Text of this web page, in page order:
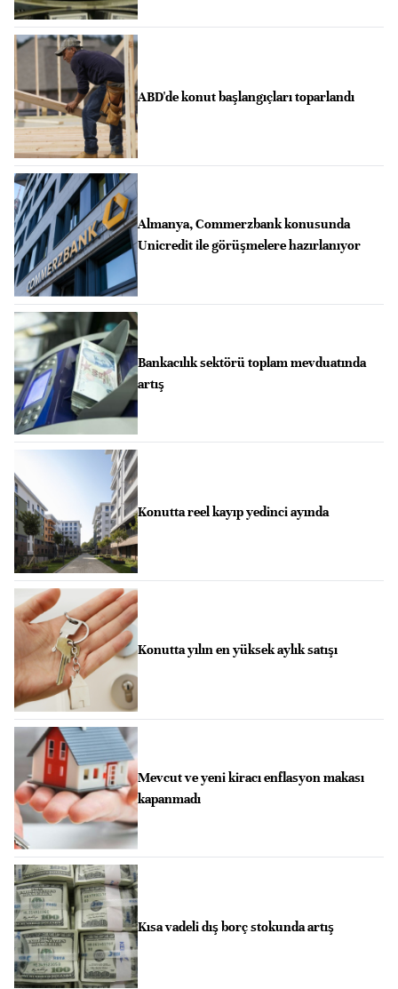
ABD'de konut başlangıçları toparlandı
Almanya, Commerzbank konusunda
Unicredit ile görüşmelere hazırlanıyor
Bankacılık sektörü toplam mevduatında
artış
Konutta reel kayıp yedinci ayında
Konutta yılın en yüksek aylık satışı
Mevcut ve yeni kiracı enflasyon makası
kapanmadı
Kısa vadeli dış borç stokunda artış